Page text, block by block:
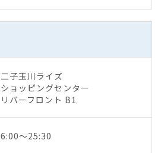
二子玉川ライズ
ショッピングセンター
リバーフロント B1
6:00～25:30